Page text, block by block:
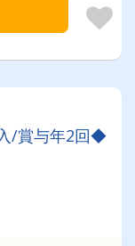
/賞与年2回◆